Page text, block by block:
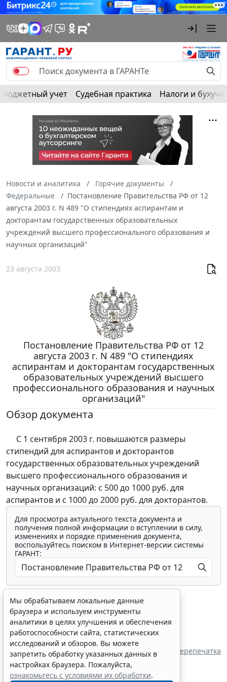
Бюджетный учет Судебная практика Налоги и
Новости и аналитика
Горячие документы
Федеральные
Постановление Правительства РФ от 12
августа 2003 г. N 489 "О стипендиях аспирантам и
докторантам государственных образовательных
учреждений высшего профессионального образования и
научных организаций"
23 августа 2003
Постановление Правительства РФ от 12
августа 2003 г. N 489 "О стипендиях
аспирантам и докторантам государственных
образовательных учреждений высшего
профессионального образования и научных
организаций"
Обзор документа
С 1 сентября 2003 г. повышаются размеры
стипендий для аспирантов и докторантов
государственных образовательных учреждений
высшего профессионального образования и
научных организаций: с 500 до 1000 руб. для
аспирантов и с 1000 до 2000 руб. для докторантов.
Для просмотра актуального текста документа и
получения полной информации о вступлении в силу,
изменениях и порядке применения документа,
воспользуйтесь поиском в Интернет-версии системы
ГАРАНТ:
Показать все материалы
Перепечатка
Мы обрабатываем локальные данные
браузера и используем инструменты
аналитики в целях улучшения и обеспечения
работоспособности сайта, статистических
исследований и обзоров. Вы можете
запретить обработку указанных данных в
настройках браузера. Пожалуйста,
ознакомьтесь с условиями их обработки.